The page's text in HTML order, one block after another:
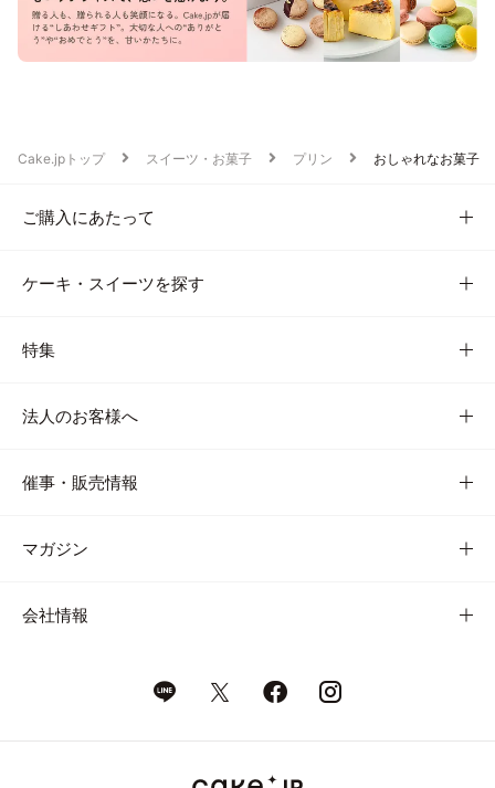
Cake.jpトップ スイーツ・お菓子 プリン おしゃれなお菓子
ご購入にあたって
ケーキ・スイーツを探す
特集
法人のお客様へ
催事・販売情報
マガジン
会社情報